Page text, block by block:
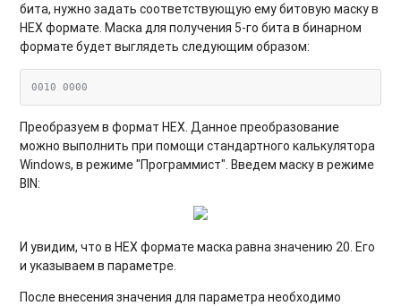
бита, нужно задать соответствующую ему битовую маску в
HEX формате. Маска для получения 5-го бита в бинарном
формате будет выглядеть следующим образом:
Преобразуем в формат HEX. Данное преобразование
можно выполнить при помощи стандартного калькулятора
Windows, в режиме "Программист". Введем маску в режиме
BIN:
И увидим, что в HEX формате маска равна значению 20. Его
и указываем в параметре.
После внесения значения для параметра необходимо